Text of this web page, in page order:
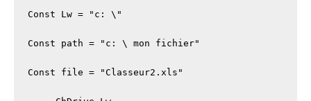
Const Lw = "c: \"
Const path = "c: \ mon fichier"
Const file = "Classeur2.xls"